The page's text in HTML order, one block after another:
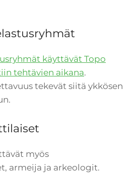
käyttävät Topo
tehtävien aikana.
tekevät siitä ykkösen
myös
armeija ja arkeologit.